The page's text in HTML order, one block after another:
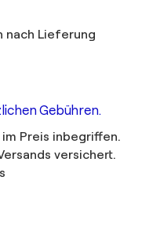
nach Lieferung
Gebühren.
Preis inbegriffen.
versichert.